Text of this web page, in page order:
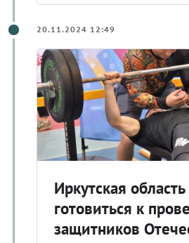
20.11.2024 12:49
Иркутская
готовиться к
защитников